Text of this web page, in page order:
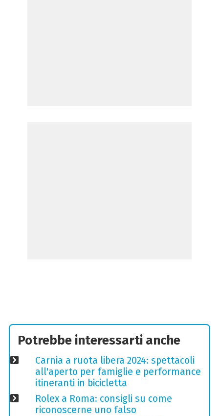
Potrebbe interessarti anche
Carnia a ruota libera 2024: spettacoli
all'aperto per famiglie e performance
itineranti in bicicletta
Rolex a Roma: consigli su come
riconoscerne uno falso